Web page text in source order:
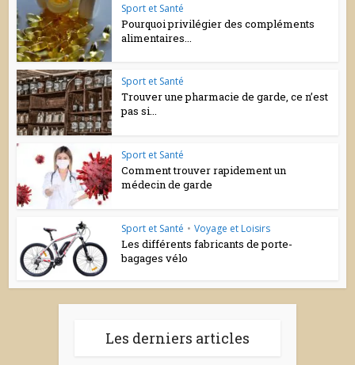
Sport et Santé
Pourquoi privilégier des compléments
alimentaires...
Sport et Santé
Trouver une pharmacie de garde, ce n’est
pas si...
Sport et Santé
Comment trouver rapidement un
médecin de garde
Sport et Santé • Voyage et Loisirs
Les différents fabricants de porte-
bagages vélo
Les derniers articles